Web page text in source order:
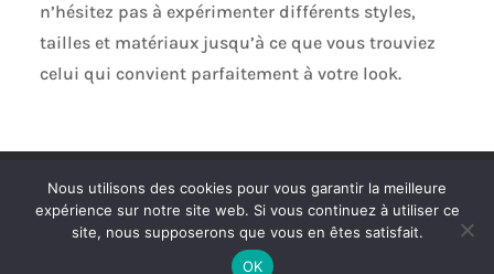
n’hésitez pas à expérimenter différents styles,
tailles et matériaux jusqu’à ce que vous trouviez
celui qui convient parfaitement à votre look.
Politique de confidentialité
Mentions légales
Plan de site
Contact
Nous utilisons des cookies pour vous garantir la meilleure
expérience sur notre site web. Si vous continuez à utiliser ce
site, nous supposerons que vous en êtes satisfait.
OK